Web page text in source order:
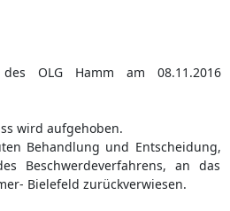
OLG Hamm am 08.11.2016
wird aufgehoben.
Behandlung und Entscheidung,
Beschwerdeverfahrens, an das
Bielefeld zurückverwiesen.